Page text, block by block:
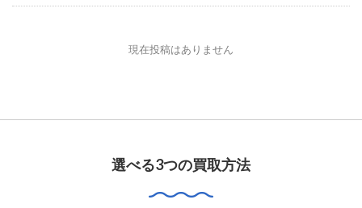
現在投稿はありません
選べる3つの買取方法